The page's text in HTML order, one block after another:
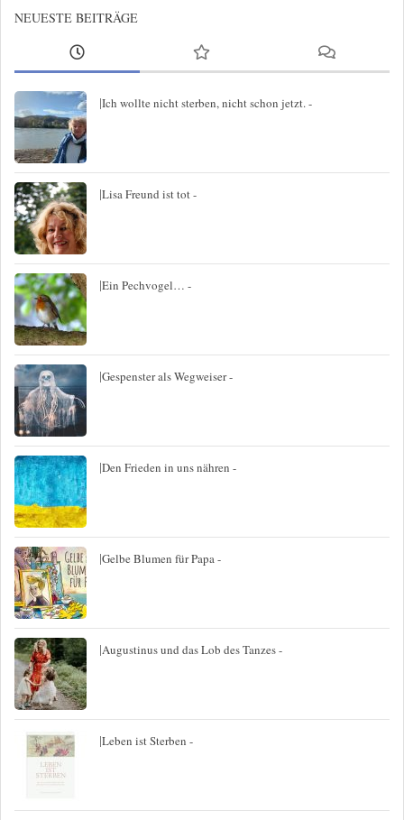
NEUESTE BEITRÄGE
|Ich wollte nicht sterben, nicht schon jetzt. -
|Lisa Freund ist tot -
|Ein Pechvogel… -
|Gespenster als Wegweiser -
|Den Frieden in uns nähren -
|Gelbe Blumen für Papa -
|Augustinus und das Lob des Tanzes -
|Leben ist Sterben -